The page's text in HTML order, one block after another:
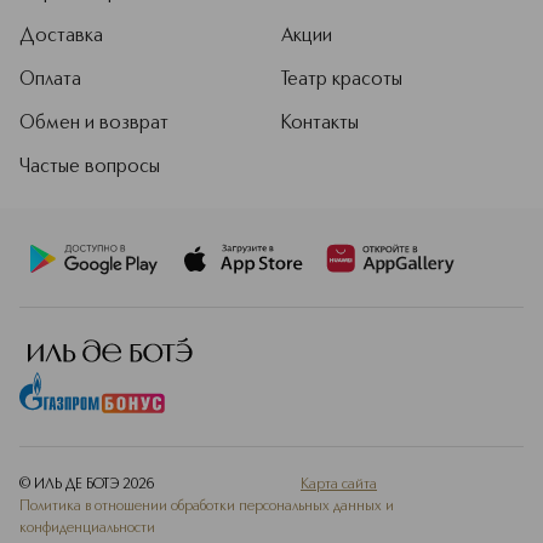
Доставка
Оплата
Обмен и возврат
Частые вопросы
Акции
Театр красоты
Контакты
© ИЛЬ ДЕ БОТЭ 2026
Карта сайта
Политика в отношении обработки персональных данных и
конфиденциальности